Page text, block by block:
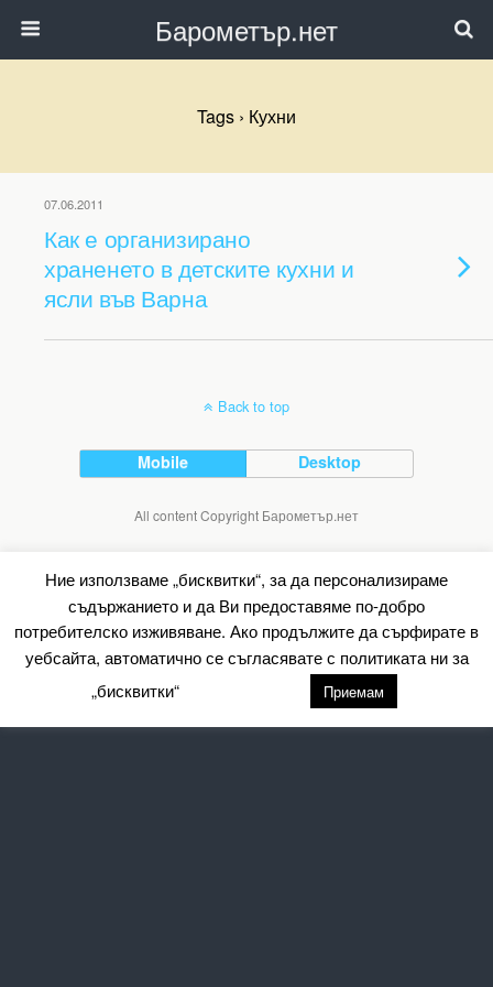
Барометър.нет
Tags › Кухни
07.06.2011
Как е организирано
храненето в детските кухни и
ясли във Варна
Back to top
Mobile Desktop
All content Copyright Барометър.нет
Ние използваме „бисквитки“, за да персонализираме
съдържанието и да Ви предоставяме по-добро
потребителско изживяване. Ако продължите да сърфирате в
уебсайта, автоматично се съгласявате с политиката ни за
„бисквитки“
Приемам